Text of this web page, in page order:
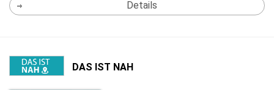
Details
DAS IST NAH